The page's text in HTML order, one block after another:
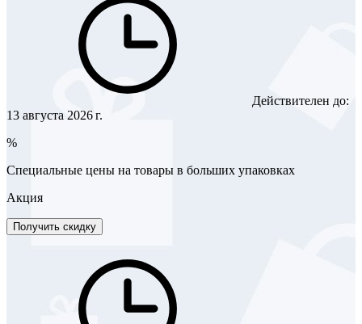
Действителен до:
13 августа 2026 г.
%
Специальные цены на товары в больших упаковках
Акция
Получить скидку